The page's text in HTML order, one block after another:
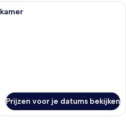
Een moderne hotelkamer met een
Prijzen voor je datums bekijken